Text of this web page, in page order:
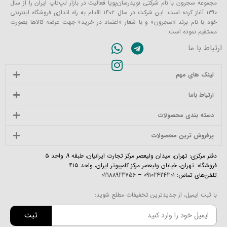
مجموعه سجرون با نام شرکتی نویدرسان‌پویا فعالیت در بازار لپ‌تاپ ایران را از سال
۱۳۹۰ آغاز کرده است. این شرکت در سال ۱۴۰۲ اقدام به راه اندازی فروشگاه اینترنتی
خود با نام برند «سجرون» و با شعار «اعتماد در خرید» جهت عرضه کالاها بصورت
مستقیم نموده است.
ارتباط با ما
لینک های مهم
ارتباط باما
دسته بندی محصولات
پرفروش ترین محصولات
دفتر مرکزی: تهران، میدان ولیعصر مرکز تجارت ایرانیان، طبقه ۹، واحد ۵
فروشگاه: تهران، خیابان ولیعصر مرکز کامپیوتر ایران، واحد ۴۱۵
تلفن‌های تماس: 09102424301
–
02188923756
با ثبت ایمیل، از جدیدترین تخفیفات مطلع شوید:
ثبت